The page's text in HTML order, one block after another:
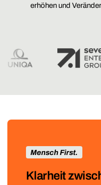
erhöhen und
Mensch First.
Klarheit